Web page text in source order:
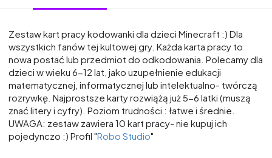
Zestaw kart pracy kodowanki dla dzieci Minecraft :) Dla
wszystkich fanów tej kultowej gry. Każda karta pracy to
nowa postać lub przedmiot do odkodowania. Polecamy dla
dzieci w wieku 6-12 lat, jako uzupełnienie edukacji
matematycznej, informatycznej lub intelektualno- twórczą
rozrywkę. Najprostsze karty rozwiążą już 5-6 latki (muszą
znać litery i cyfry). Poziom trudności : łatwe i średnie.
UWAGA: zestaw zawiera 10 kart pracy- nie kupuj ich
pojedynczo :) Profil "Robo Studio"